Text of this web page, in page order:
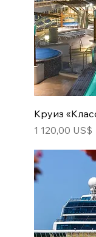
Круиз
Цена
1 120,00 US$